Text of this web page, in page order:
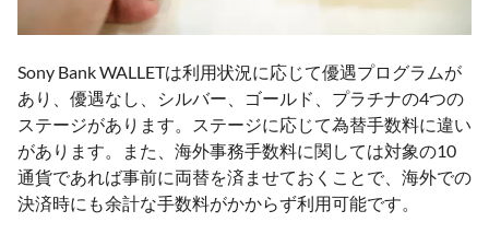
Sony Bank WALLETは利用状況に応じて優遇プログラムが
あり、優遇なし、シルバー、ゴールド、プラチナの4つの
ステージがあります。ステージに応じて為替手数料に違い
があります。また、海外事務手数料に関しては対象の10
通貨であれば事前に両替を済ませておくことで、海外での
決済時にも余計な手数料がかからず利用可能です。